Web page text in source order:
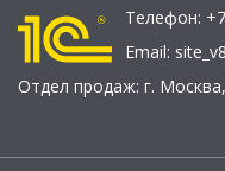
Телефон:
Email:
Отдел продаж: г. Москва,